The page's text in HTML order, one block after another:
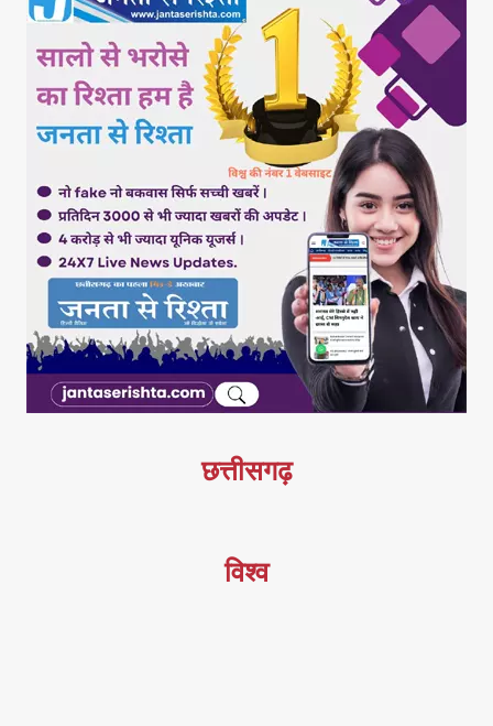
छत्तीसगढ़
विश्व